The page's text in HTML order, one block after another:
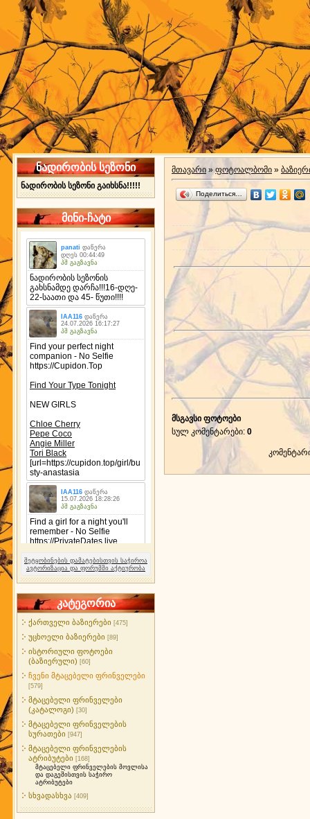
ნადირობის სეზონი
ნადირობის სეზონი გაიხსნა!!!!!
მინი-ჩატი
შეტყობინების დამატებისთვის საჭიროა
ავტორიზაცია და ფორუმში აქტიურობა
კატეგორია
ქართველი ბაზიერები [475]
უცხოელი ბაზიერები [89]
ისტორიული ფოტოები
(ბაზიერული) [60]
ჩვენი მტაცებელი ფრინველები
[579]
მტაცებელი ფრინველები
(კატალოგი) [30]
მტაცებელი ფრინველების
სურათები [947]
მტაცებელი ფრინველების
ატრიბუტები [168]
მტაცებელი ფრინველების მოვლისა
და დაგეშისთვის საჭირო
ატრიბუტები
სხვადასხვა [409]
მთავარი » ფოტოალბომი »
Поделиться…
მსგავსი ფოტოები
სულ კომენტარები: 0